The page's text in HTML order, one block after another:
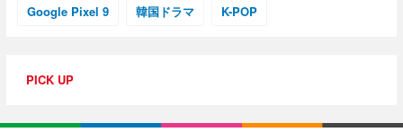
Google Pixel 9 韓国ドラマ K-POP
PICK UP